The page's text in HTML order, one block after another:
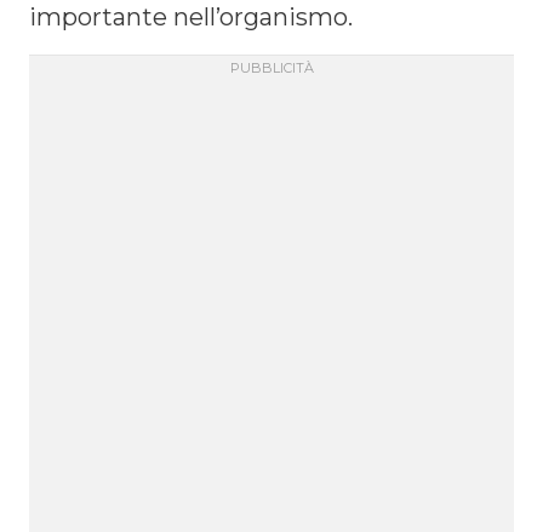
importante nell’organismo.